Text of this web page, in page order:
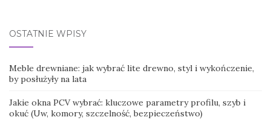
OSTATNIE WPISY
Meble drewniane: jak wybrać lite drewno, styl i wykończenie,
by posłużyły na lata
Jakie okna PCV wybrać: kluczowe parametry profilu, szyb i
okuć (Uw, komory, szczelność, bezpieczeństwo)